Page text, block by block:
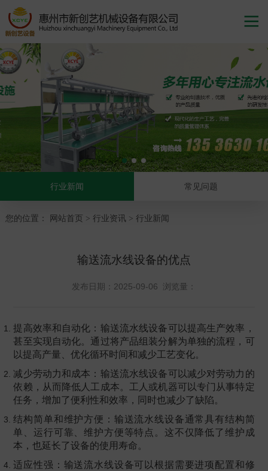

行业新闻 常见问题
您的位置： 网站首页 > 行业资讯 > 行业新闻
输送流水线设备的优点
发布日期：2025-09-06 浏览量：
提高效率和自动化：输送流水线设备可以提高生产效率，
甚至实现自动化。通过将产品组装分解为单独的流程，可
以提高产量、优化循环时间和减少工艺变化。
减少劳动力和成本：输送流水线设备可以减少对劳动力的
依赖，从而降低人工成本。工人或机器可以专门从事特定
任务，增加了便利性和效率，同时也减少了缺陷。
结构简单和维护方便：输送流水线设备通常具有结构简
单、运行可靠、维护方便等特点。这不仅降低了维护成
本，也延长了设备的使用寿命。
适应性强：输送流水线设备可以根据需要进项配置和修